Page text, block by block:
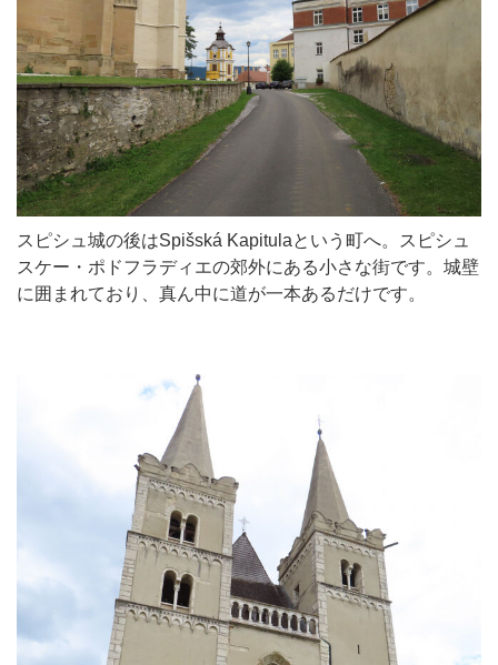
スピシュ城の後はSpišská Kapitulaという町へ。スピシュ
スケー・ポドフラディエの郊外にある小さな街です。城壁
に囲まれており、真ん中に道が一本あるだけです。